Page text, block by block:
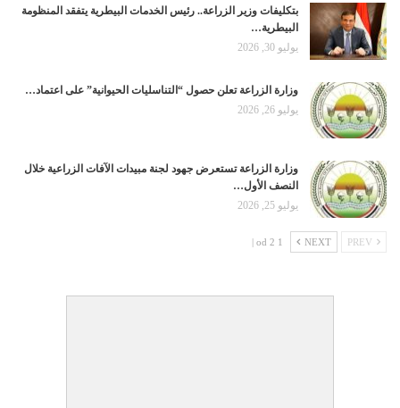
بتكليفات وزير الزراعة.. رئيس الخدمات البيطرية يتفقد المنظومة
البيطرية…
يوليو 30, 2026
وزارة الزراعة تعلن حصول “التناسليات الحيوانية” على اعتماد…
يوليو 26, 2026
وزارة الزراعة تستعرض جهود لجنة مبيدات الآفات الزراعية خلال
النصف الأول…
يوليو 25, 2026
NEXT
1 od 2 |